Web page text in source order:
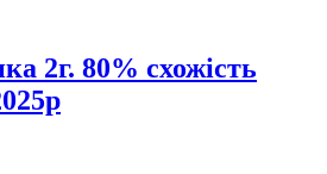
2г. 80% схожість